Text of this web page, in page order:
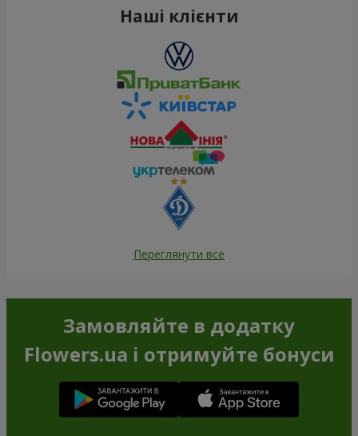
Наші клієнти
Переглянути все
Замовляйте в додатку
Flowers.ua і отримуйте бонуси